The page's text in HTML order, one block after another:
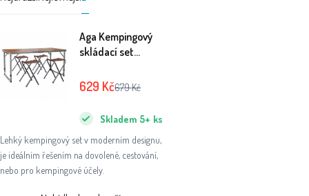
Aga Kempingový
skládací set
Lehký kempingový set v moderním designu,
je ideálním řešením na dovolené, cestování,
nebo pro kempingové účely.
Skladem 5+ ks
629 Kč679Kč